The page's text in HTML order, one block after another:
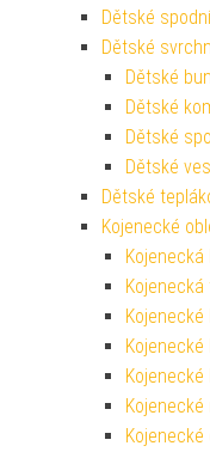
Dětské
Dětské
Dětské
Dětské
Dětské
Dětské
Dětské
Kojenecké
Kojenecká
Kojenecké